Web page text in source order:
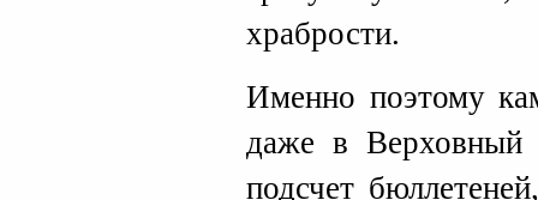
храбрости.
Именно поэтому
даже в Верховный
подсчет